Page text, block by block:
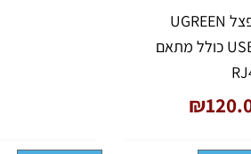
מפצל UGREEN
USB3 כולל מתאם
₪